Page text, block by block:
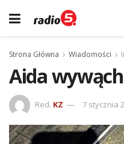
Strona Główna Wiadomości
Aida
Red. KZ 7 stycznia